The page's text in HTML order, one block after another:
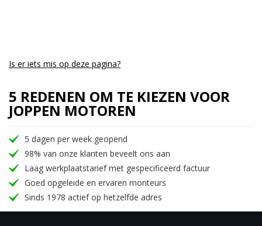
Is er iets mis op deze pagina?
5 REDENEN OM TE KIEZEN VOOR
JOPPEN MOTOREN
5 dagen per week geopend
98% van onze klanten beveelt ons aan
Laag werkplaatstarief met gespecificeerd factuur
Goed opgeleide en ervaren monteurs
Sinds 1978 actief op hetzelfde adres